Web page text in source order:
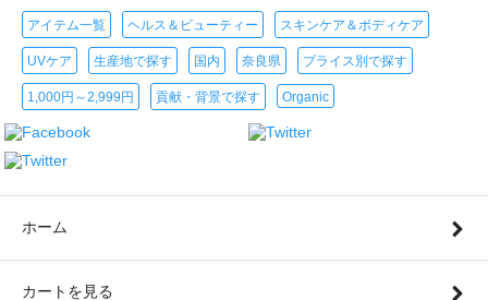
アイテム一覧 ヘルス＆ビューティー スキンケア＆ボディケア
UVケア 生産地で探す 国内 奈良県 プライス別で探す
1,000円～2,999円 貢献・背景で探す Organic
ホーム
カートを見る